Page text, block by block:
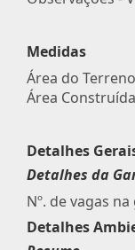
Medidas
Área do
Área
Detalhes
Detalhes da
Nº. de vagas
Detalhes